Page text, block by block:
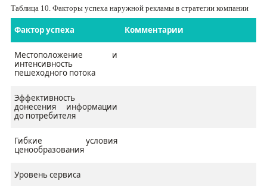
Таблица 10 Факторы успеха наружной рекламы в стратегии компании
Фактор успеха Комментарии
Местоположение и
интенсивность
пешеходного потока
Эффективность
донесения информации
до потребителя
Гибкие условия
ценообразования
Уровень сервиса